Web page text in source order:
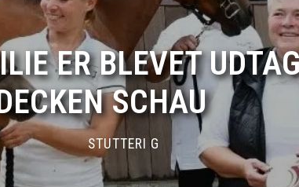
ER BLEVET
SCHAU
STUTTERI G